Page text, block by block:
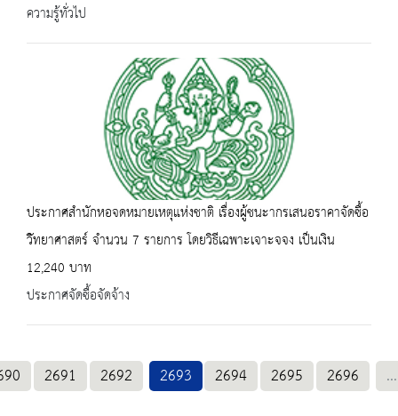
ความรู้ทั่วไป
ประกาศสำนักหอจดหมายเหตุแห่งชาติ เรื่องผู้ชนะากรเสนอราคาจัดซื้อ
วัิทยาศาสตร์ จำนวน 7 รายการ โดยวิธีเฉพาะเจาะจจง เป็นเงิน
12,240 บาท
ประกาศจัดซื้อจัดจ้าง
2691 2692 2693 2694 2695 2696 ...